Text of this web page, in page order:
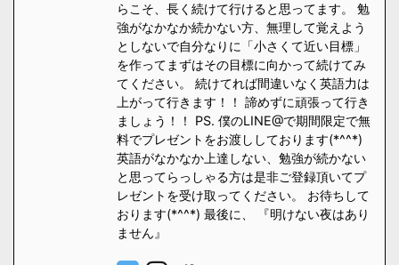
らこそ、長く続けて行けると思ってます。 勉
強がなかなか続かない方、無理して覚えよう
としないで自分なりに「小さくて近い目標」
を作ってまずはその目標に向かって続けてみ
てください。 続けてれば間違いなく英語力は
上がって行きます！！ 諦めずに頑張って行き
ましょう！！ PS. 僕のLINE@で期間限定で無
料でプレゼントをお渡ししております(*^^*)
英語がなかなか上達しない、勉強が続かない
と思ってらっしゃる方は是非ご登録頂いてプ
レゼントを受け取ってください。 お待ちして
おります(*^^*) 最後に、 『明けない夜はあり
ません』